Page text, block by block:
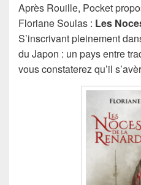
Après Rouille, Pocket
Floriane Soulas : Les
S’inscrivant pleinement
du Japon : un pays entre
vous constaterez qu’il